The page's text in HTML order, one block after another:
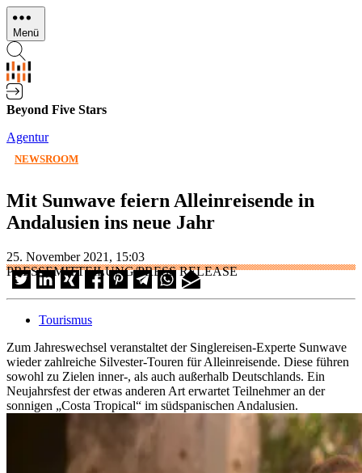
Direkt
zum
Inhalt
Menü
Beyond Five Stars
Agentur
NEWSROOM
Mit Sunwave feiern Alleinreisende in
Andalusien ins neue Jahr
25. November 2021, 15:03
PRESSEMITTEILUNG/PRESS RELEASE
Tourismus
Zum Jahreswechsel veranstaltet der Singlereisen-Experte Sunwave
wieder zahlreiche ­Silvester-Touren für Alleinreisende. Diese führen
sowohl zu Zielen inner-, als auch außerhalb Deutschlands. Ein
Neujahrsfest der etwas anderen Art erwartet Teilnehmer an der
sonnigen „Costa Tropical“ im südspanischen Andalusien.